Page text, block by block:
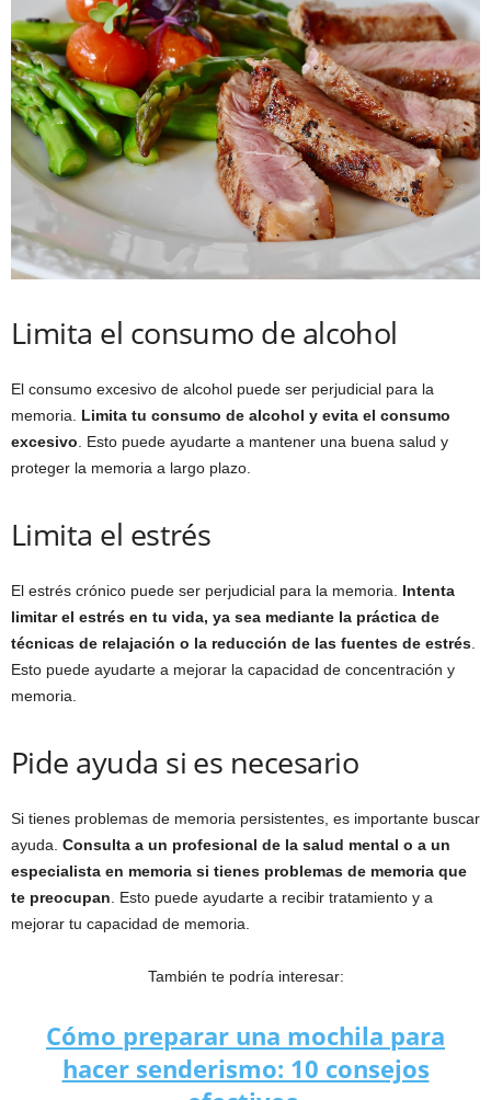
Limita el consumo de alcohol
El consumo excesivo de alcohol puede ser perjudicial para la
memoria. Limita tu consumo de alcohol y evita el consumo
excesivo . Esto puede ayudarte a mantener una buena salud y
proteger la memoria a largo plazo.
Limita el estrés
El estrés crónico puede ser perjudicial para la memoria. Intenta
limitar el estrés en tu vida, ya sea mediante la práctica de
técnicas de relajación o la reducción de las fuentes de estrés
Esto puede ayudarte a mejorar la capacidad de concentración y
memoria.
Pide ayuda si es necesario
Si tienes problemas de memoria persistentes, es importante buscar
ayuda. Consulta a un profesional de la salud mental o a un
especialista en memoria si tienes problemas de memoria que
te preocupan . Esto puede ayudarte a recibir tratamiento y a
mejorar tu capacidad de memoria.
También te podría interesar:
Cómo preparar una mochila para
hacer senderismo: 10 consejos